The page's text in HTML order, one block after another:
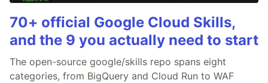
70+ official Google Cloud Skills,
and the 9 you actually need to start
The open-source google/skills repo spans eight
categories, from BigQuery and Cloud Run to WAF